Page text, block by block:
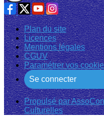
Plan du site
Licences
Mentions légales
CGUV
Paramétrer vos
Se connecter
Propulsé par
Culturelles